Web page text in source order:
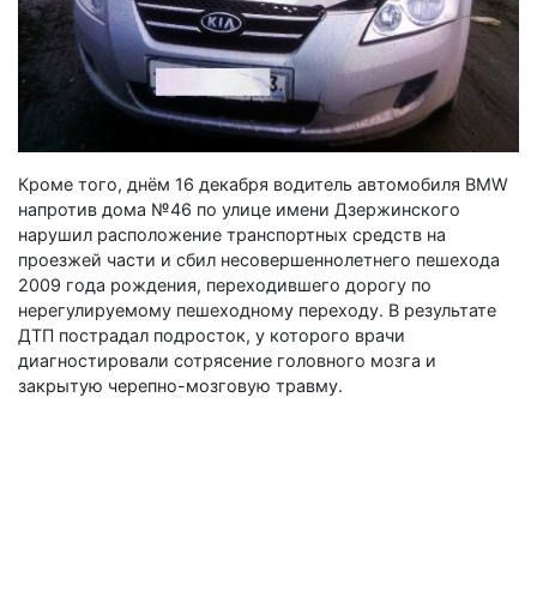
Кроме того, днём 16 декабря водитель автомобиля BMW
напротив дома №46 по улице имени Дзержинского
нарушил расположение транспортных средств на
проезжей части и сбил несовершеннолетнего пешехода
2009 года рождения, переходившего дорогу по
нерегулируемому пешеходному переходу. В результате
ДТП пострадал подросток, у которого врачи
диагностировали сотрясение головного мозга и
закрытую черепно-мозговую травму.